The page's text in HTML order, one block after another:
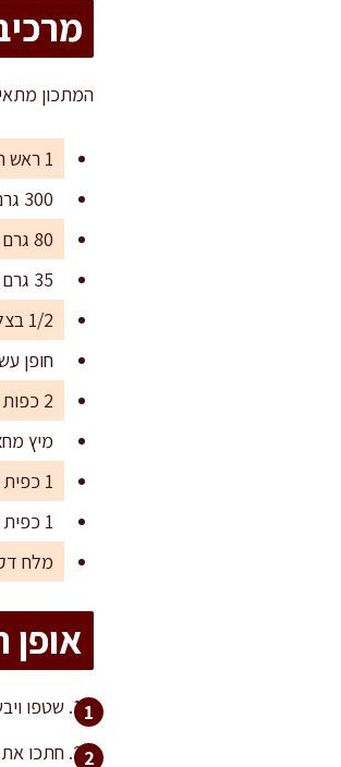
המתכון מתאים ל-6 מנות כראשונה, או ל-10-12 מנות לטעימות באירוח מגוון. אם תרצו
1 ראש חסה עטופה, שטוף ומיובש כהלכה (או 300 גרם חסה מכל סוג אהוב)
300 גרם עגבניות שרי טריות ומבריקות
80 גרם גבינת פטה קשה או בולגרית פירורים (ניתן גם ללא גבינה לטבעונים)
35 גרם אגוזי מלך קלויים וגסים (כ-4 כפות)
1/2 בצל סגול קטן, פרוס דק (כ-40 גרם)
חופן
2 כפות שמן זית איכותי (30 מ"ל)
מיץ מחצי לימון (כ-18
1 כפית חרדל דיז'ון (5 גרם)
1 כפית דבש טבעי איכותי (7 גרם)
מלח
שטפו
חתכו את